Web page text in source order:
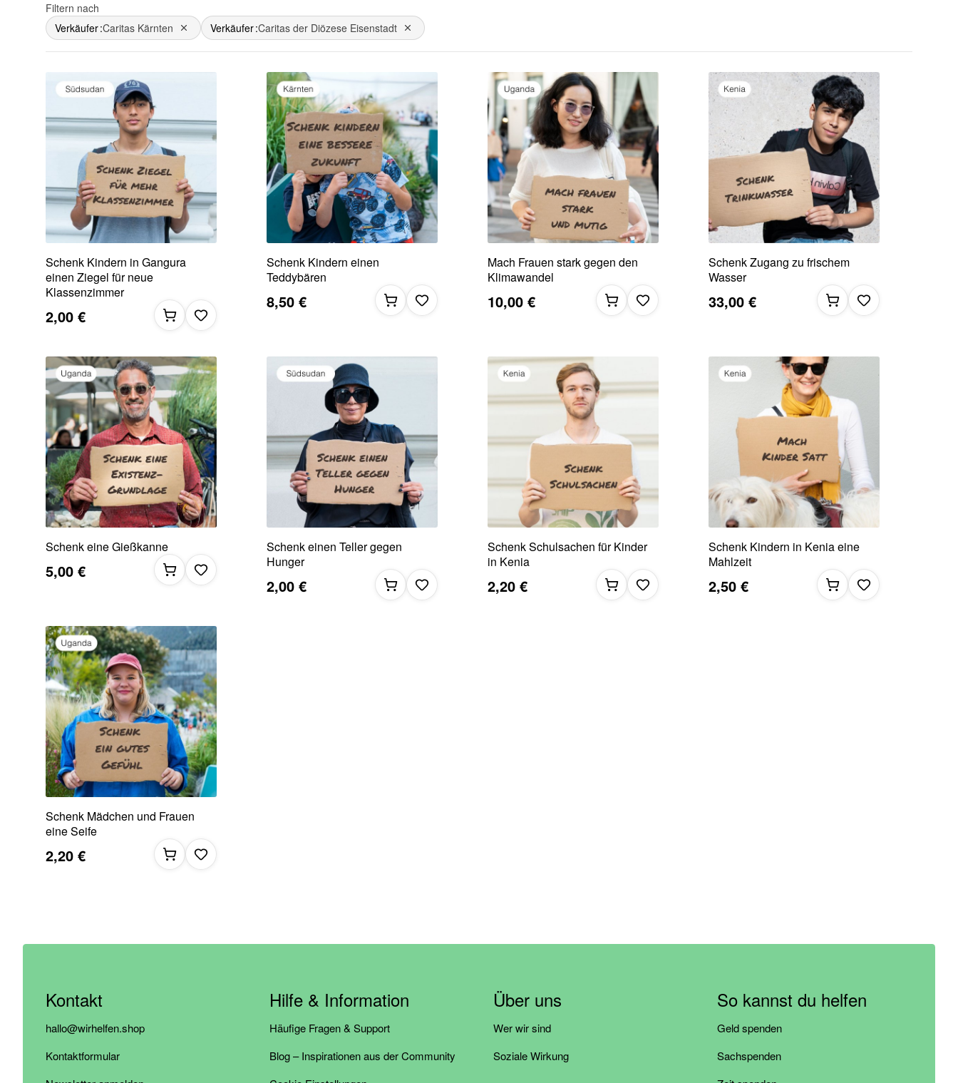
Filtern nach
Verkäufer Caritas Kärnten Dies entfernen
Verkäufer Caritas der Diözese Eisenstadt Dies entfernen
Schenk Kindern in Gangura
einen Ziegel für neue
Klassenzimmer
2,00 €
Schenk Kindern einen
Teddybären
8,50 €
Mach Frauen stark gegen den
Klimawandel
10,00 €
Schenk Zugang zu frischem
Wasser
33,00 €
Schenk eine Gießkanne
5,00 €
Schenk einen Teller gegen
Hunger
2,00 €
Schenk Schulsachen für Kinder
in Kenia
2,20 €
Schenk Kindern in Kenia eine
Mahlzeit
2,50 €
Schenk Mädchen und Frauen
eine Seife
2,20 €
Kontakt
hallo@wirhelfen.shop
Kontaktformular
Hilfe & Information
Häufige Fragen & Support
Blog – Inspirationen aus der Community
Über uns
Wer wir sind
Soziale Wirkung
So kannst du helfen
Geld spenden
Sachspenden